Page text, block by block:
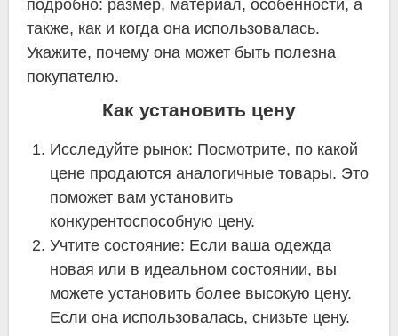
подробно: размер, материал, особенности, а
также, как и когда она использовалась.
Укажите, почему она может быть полезна
покупателю.
Как установить цену
Исследуйте рынок: Посмотрите, по какой
цене продаются аналогичные товары. Это
поможет вам установить
конкурентоспособную цену.
Учтите состояние: Если ваша одежда
новая или в идеальном состоянии, вы
можете установить более высокую цену.
Если она использовалась, снизьте цену.